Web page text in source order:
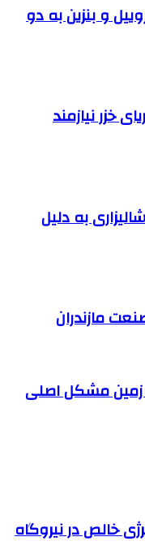
و بنزین به دو
خزر نیازمند
به دلیل
مازندران
زمین مشکل اصلی
انرژی خالص در نیروگاه